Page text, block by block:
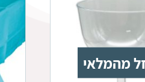
מהמלאי